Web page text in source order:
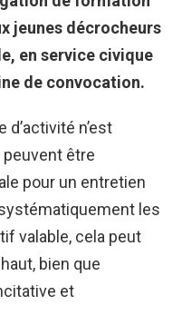
jeunes décrocheurs
en service civique
de convocation.
n’est
être
pour un entretien
les
valable, cela peut
bien que
et